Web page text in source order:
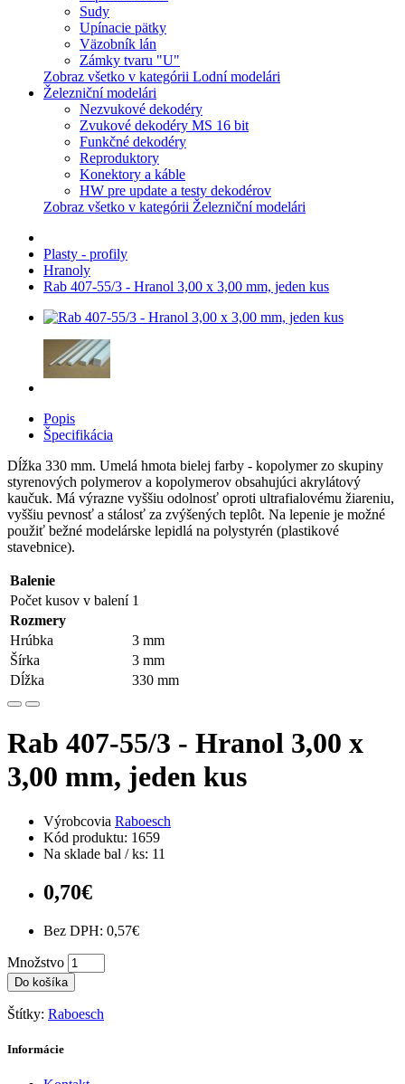
Sudy
Upínacie pätky
Väzobník lán
Zámky tvaru "U"
Zobraz všetko v kategórii Lodní modelári
Železniční modelári
Nezvukové dekodéry
Zvukové dekodéry MS 16 bit
Funkčné dekodéry
Reproduktory
Konektory a káble
HW pre update a testy dekodérov
Zobraz všetko v kategórii Železniční modelári
Plasty - profily
Hranoly
Rab 407-55/3 - Hranol 3,00 x 3,00 mm, jeden kus
Popis
Špecifikácia
Dĺžka 330 mm. Umelá hmota bielej farby - kopolymer zo skupiny
styrenových polymerov a kopolymerov obsahujúci akrylátový
kaučuk. Má výrazne vyššiu odolnosť oproti ultrafialovému žiareniu,
vyššiu pevnosť a stálosť za zvýšených teplôt. Na lepenie je možné
použiť bežné modelárske lepidlá na polystyrén (plastikové
stavebnice).
Balenie
Počet kusov v balení 1
Rozmery
Hrúbka
3 mm
Šírka
3 mm
Dĺžka
330 mm
Rab 407-55/3 - Hranol 3,00 x
3,00 mm, jeden kus
Výrobcovia Raboesch
Kód produktu: 1659
Na sklade bal / ks: 11
0,70€
Bez DPH: 0,57€
Množstvo
Do košíka
Štítky: Raboesch
Informácie